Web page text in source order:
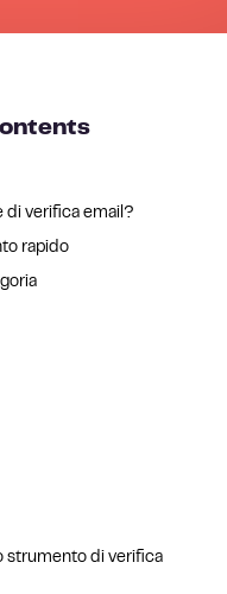
di verifica email?
rapido
strumento di verifica